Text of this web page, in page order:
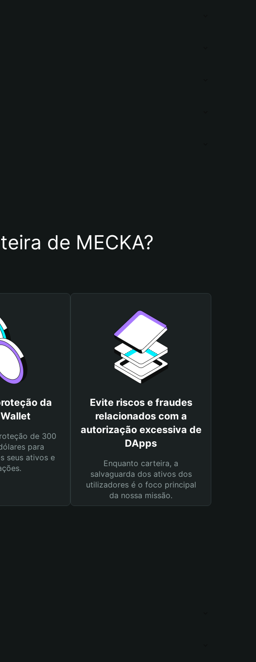
de MECKA?
da
de 300
para
seus ativos e
Evite riscos e fraudes
relacionados com a
autorização excessiva de
DApps
Enquanto carteira, a
salvaguarda dos ativos dos
utilizadores é o foco principal
da nossa missão.